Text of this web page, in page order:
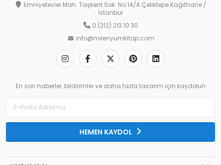
Emniyetevler Mah. Taşkent Sok. No:14/A Çeliktepe Kağıthane /
İstanbul
0 (212) 213 10 30
info@milenyumkitap.com
En son haberler, bildirimler ve daha fazla tasarım için kaydolun
HEMEN KAYDOL